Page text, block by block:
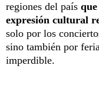
regiones del país
expresión cultural
solo por los
sino también por
imperdible.